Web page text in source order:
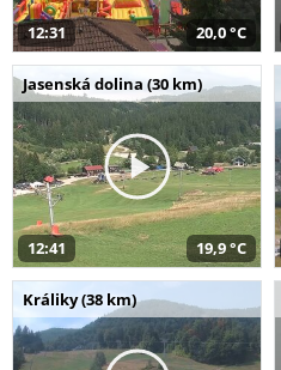
12:31 20,0 °C
Jasenská dolina (30 km)
12:41 19,9 °C
Králiky (38 km)